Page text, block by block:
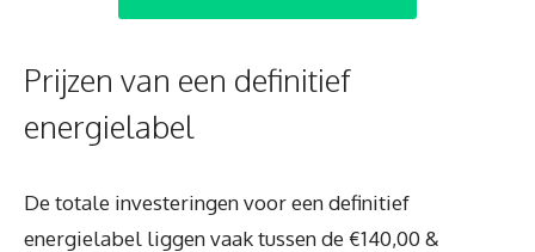
Prijzen van een definitief
energielabel
De totale investeringen voor een definitief
energielabel liggen vaak tussen de €140,00 &